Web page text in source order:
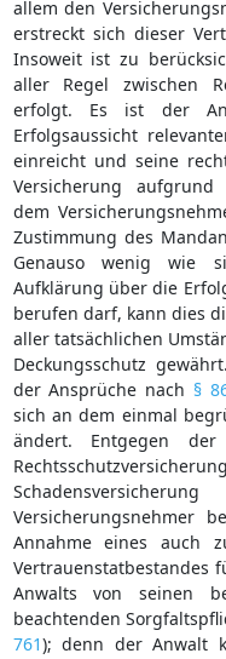
allem den
erstreckt sich dieser
Insoweit ist zu
aller Regel zwischen
erfolgt. Es ist der
Erfolgsaussicht
einreicht und seine
Versicherung
dem
Zustimmung des
Genauso wenig wie
Aufklärung über die
berufen darf, kann dies
aller tatsächlichen
Deckungsschutz
der Ansprüche nach §
sich an dem einmal
ändert. Entgegen
Versicherungsnehmer
Annahme eines auch
Vertrauenstatbestandes
Anwalts von seinen
beachtenden
761); denn der Anwalt